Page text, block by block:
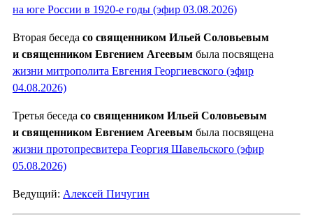
на юге России в 1920-е годы (эфир 03.08.2026)
Вторая беседа со священником Ильей Соловьевым
и священником Евгением Агеевым была посвящена
жизни митрополита Евгения Георгиевского (эфир
04.08.2026)
Третья беседа со священником Ильей Соловьевым
и священником Евгением Агеевым была посвящена
жизни протопресвитера Георгия Шавельского (эфир
05.08.2026)
Ведущий: Алексей Пичугин